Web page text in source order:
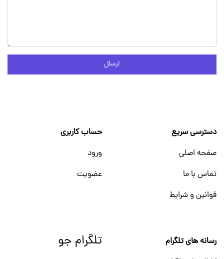
ارسال
دسترسی سریع
صفحه اصلی
تماس با ما
قوانین و شرایط
حساب کاربری
ورود
عضویت
رسانه های تلگرام
تلگرام جو